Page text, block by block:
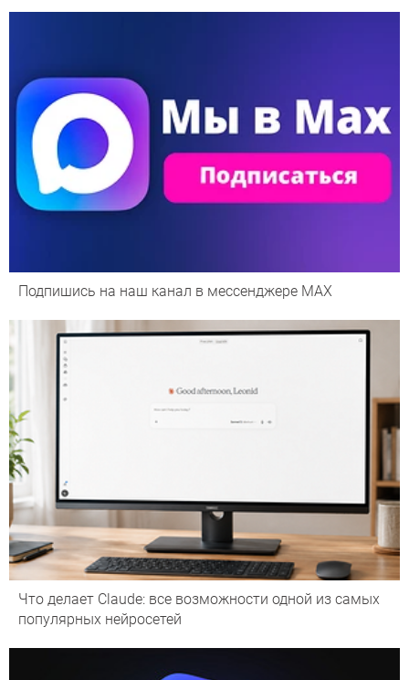
Подпишись на наш канал в мессенджере МАХ
Что делает Сlaude: все возможности одной из самых
популярных нейросетей